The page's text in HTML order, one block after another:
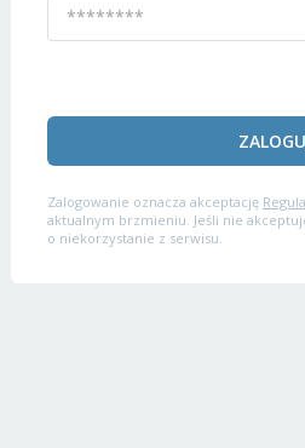
Zalogowanie oznacza akceptację
aktualnym brzmieniu. Jeśli nie
o niekorzystanie z serwisu.